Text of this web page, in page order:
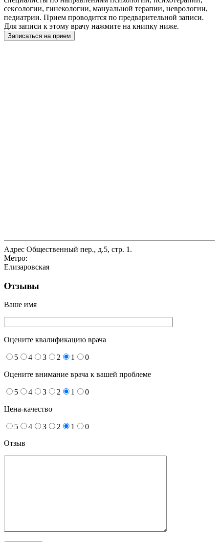
сексологии, гинекологии, мануальной терапии, неврологии,
педиатрии. Прием проводится по предварительной записи.
Для записи к этому врачу нажмите на книпку ниже.
Записаться на прием
Адрес Общественный пер., д.5, стр. 1.
Метро:
Елизаровская
Отзывы
Ваше имя
Оцените квалификацию врача
5 4 3 2 1 0
Оцените внимание врача к вашей проблеме
5 4 3 2 1 0
Цена-качество
5 4 3 2 1
0
Отзыв